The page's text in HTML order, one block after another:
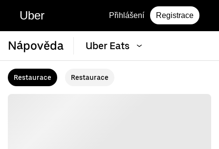
Uber Přihlášení Registrace
Nápověda Uber Eats
Restaurace Restaurace